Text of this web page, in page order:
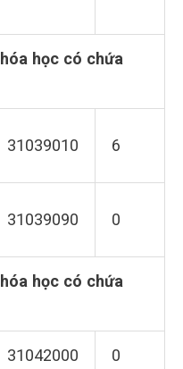
học có chứa
31039010 6
31039090 0
học có chứa
31042000 0